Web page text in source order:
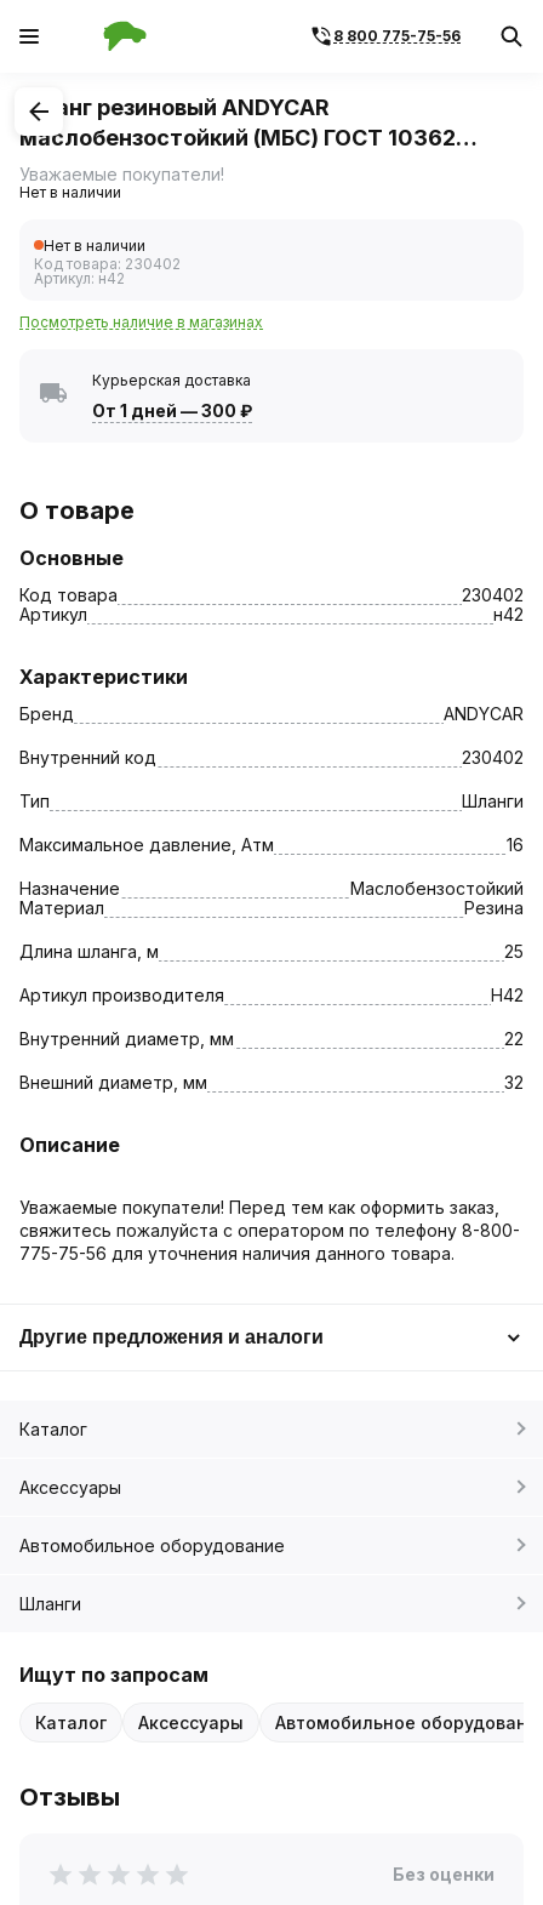
8 800 775-75-56
1/1
Шланг резиновый ANDYCAR
маслобензостойкий (МБС) ГОСТ 10362
размер 22*32мм-16 Атм, длина 25м
Уважаемые покупатели!
Нет в наличии
Нет в наличии
Код товара: 230402
Артикул: н42
Посмотреть наличие в магазинах
Курьерская доставка
От 1 дней —300 ₽
О товаре
Основные
Код товара
230402
Артикул
н42
Характеристики
Бренд ANDYCAR
Внутренний код 230402
Тип Шланги
Максимальное давление, Атм 16
Назначение
Маслобензостойкий
Материал
Резина
Длина шланга, м 25
Артикул производителя Н42
Внутренний диаметр, мм 22
Внешний диаметр, мм 32
Описание
Уважаемые покупатели! Перед тем как оформить заказ,
свяжитесь пожалуйста с оператором по телефону 8-800-
775-75-56 для уточнения наличия данного товара.
Другие предложения и аналоги
Каталог
Аксессуары
Автомобильное оборудование
Шланги
Ищут по запросам
Каталог Аксессуары Автомобильное
Отзывы
Без оценки